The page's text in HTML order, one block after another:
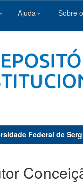
Ajuda Sobre
Federal de